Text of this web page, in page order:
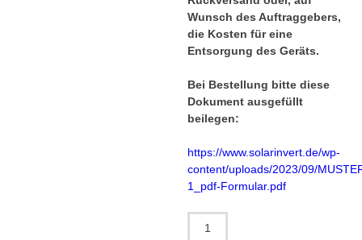
Wunsch des Auftraggebers,
die Kosten für eine
Entsorgung des Geräts.
Bei Bestellung bitte diese
Dokument ausgefüllt
beilegen:
https://www.solarinvert.de/wp-
content/uploads/2023/09/
1_pdf-Formular.pdf